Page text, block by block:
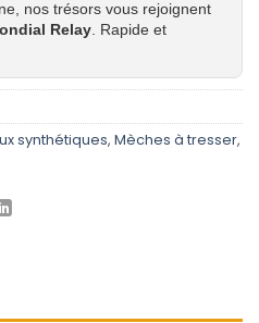
nos trésors vous rejoignent
Relay . Rapide et
synthétiques, Mèches à tresser,